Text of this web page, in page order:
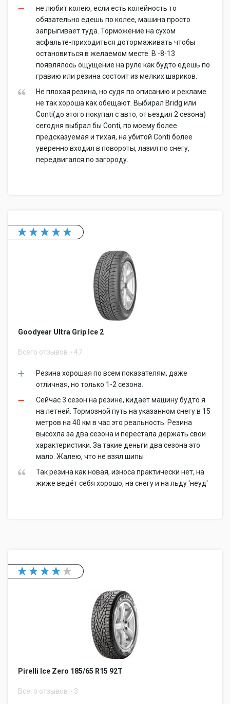
не любит колею, если есть колейность то
обязательно едешь по колее, машина просто
запрыгивает туда. Торможение на сухом
асфальте-приходиться дотормаживать чтобы
остановиться в желаемом месте. В -8-13
появлялось ощущение на руле как будто едешь по
гравию или резина состоит из мелких шариков.
Не плохая резина, но судя по описанию и рекламе
не так хороша как обещают. Выбирал Bridg или
Conti(до этого покупал с авто, отъездил 2 сезона)
сегодня выбрал бы Conti, по моему более
предсказуемая и тихая, на убитой Conti более
уверенно входил в повороты, лазил по снегу,
передвигался по загороду.
Goodyear Ultra Grip Ice 2
Всего отзывов 47
Резина хорошая по всем показателям, даже
отличная, но только 1-2 сезона.
Сейчас 3 сезон на резине, кидает машину будто я
на летней. Тормозной путь на указанном снегу в 15
метров на 40 км в час это реальность. Резина
высохла за два сезона и перестала держать свои
характеристики. За такие деньги два сезона это
мало. Жалею, что не взял шипы
Так резина как новая, износа практически нет, на
жиже ведёт себя хорошо, на снегу и на льду 'неуд'
Pirelli Ice Zero 185/65 R15 92T
Всего отзывов 3